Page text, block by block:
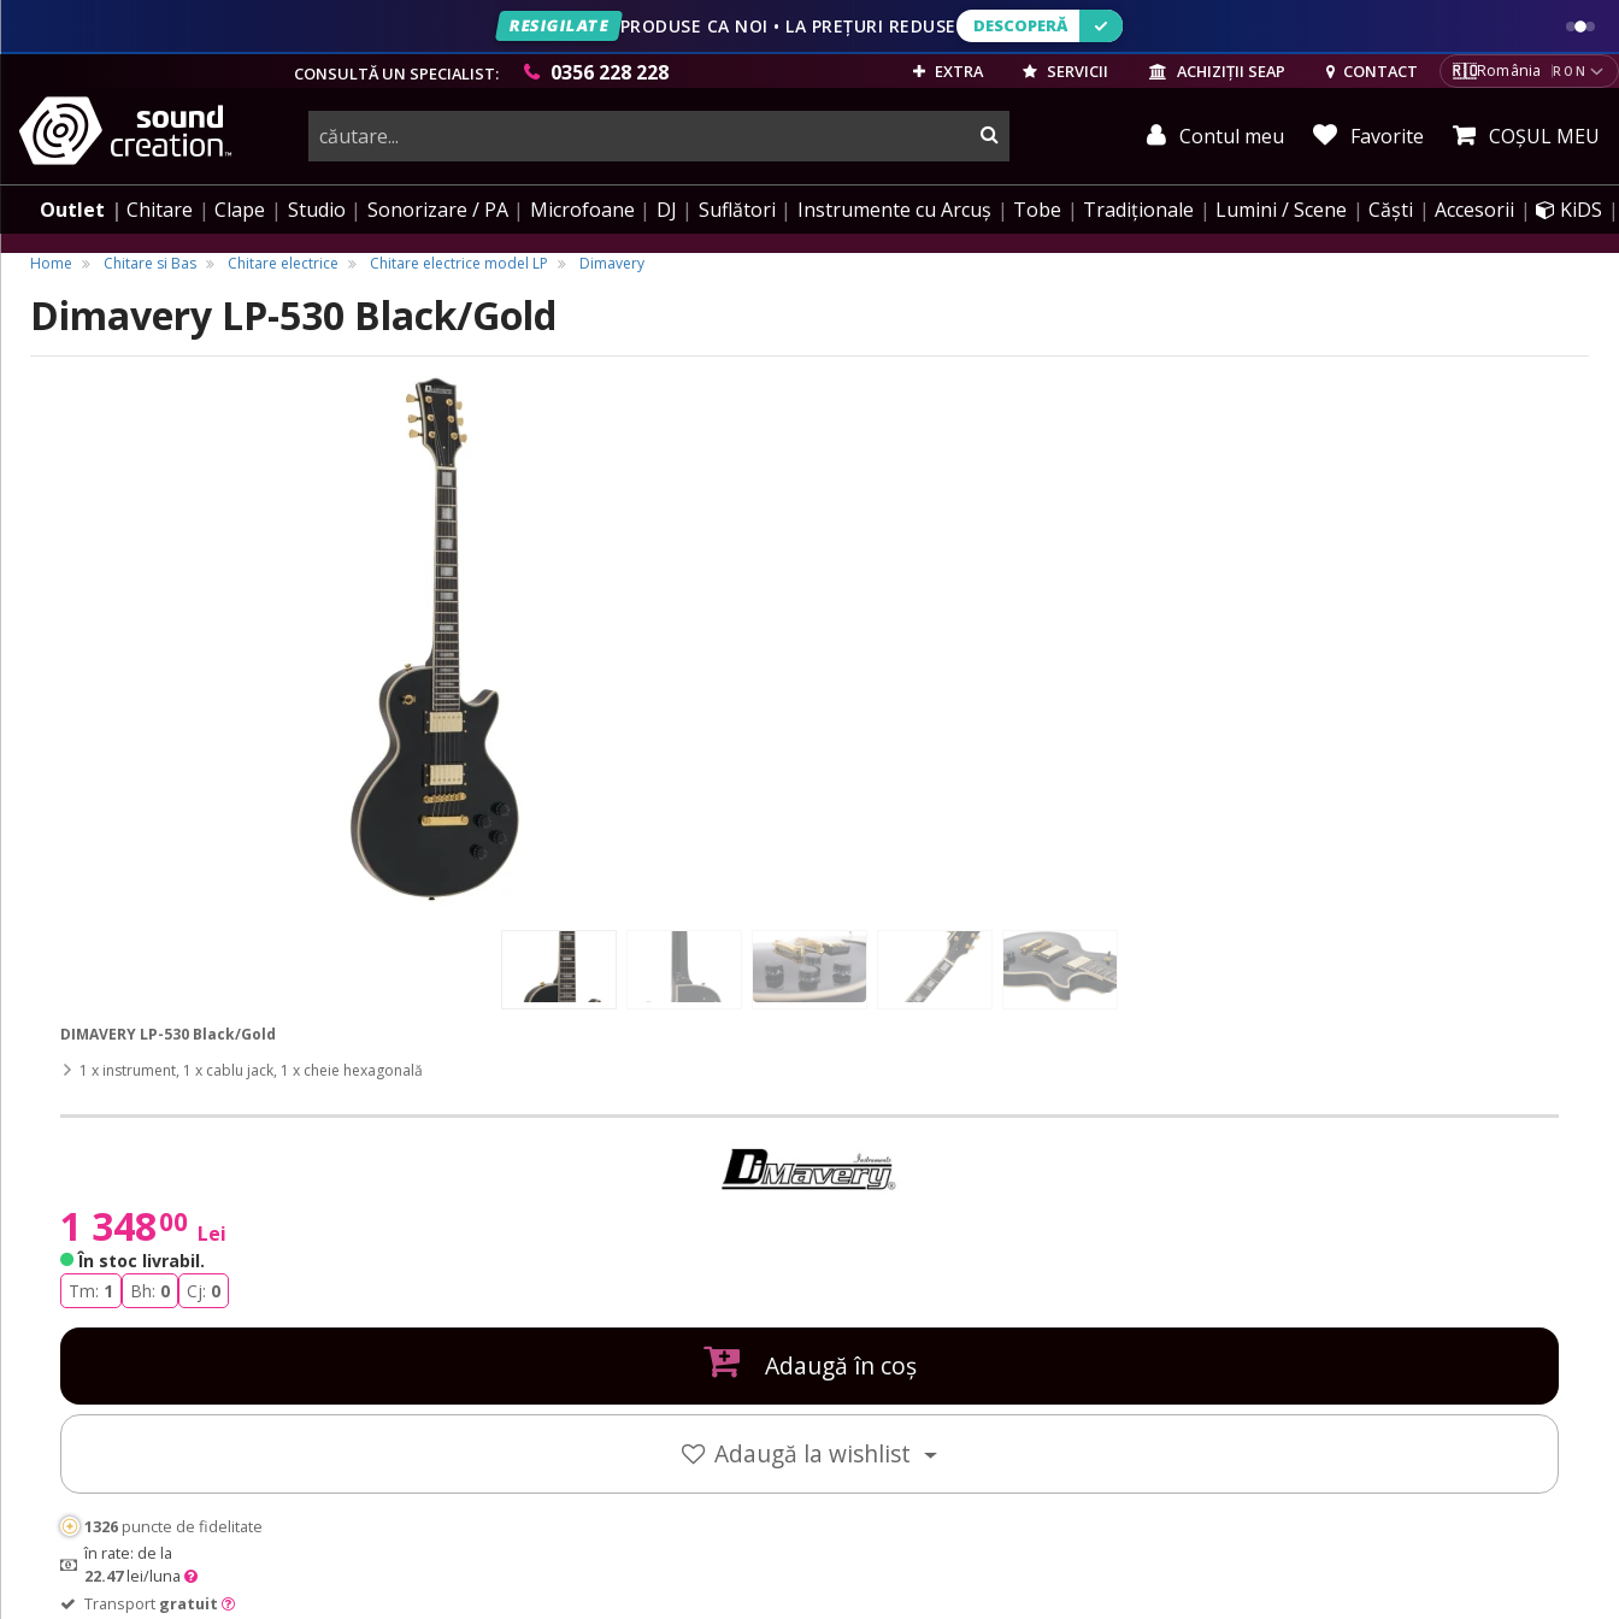
VEZI OFERTELE
RESIGILATE PRODUSE CA NOI • LA PREȚURI REDUSE DESCOPERĂ
DESCOPERĂ
CONSULTĂ UN SPECIALIST:
0356 228 228 EXTRA SERVICII ACHIZIȚII SEAP CONTACT 🇷🇴România RON
instrumente
muzicale,
echipamente
pro-
Contul meu Favorite COȘUL MEU
Outlet Chitare Clape Studio Sonorizare / PA Microfoane DJ Suflători Instrumente cu Arcuș Tobe Tradiționale Lumini / Scene Căști Accesorii KiDS
Home Chitare si Bas Chitare electrice Chitare electrice model LP Dimavery
Dimavery LP-530 Black/Gold
DIMAVERY LP-530 Black/Gold
1 x instrument, 1 x cablu jack, 1 x cheie hexagonală
1 34800 Lei
În stoc livrabil.
Tm: 1 Bh: 0 Cj: 0
Adaugă în coș
Adaugă la wishlist
1326 puncte de fidelitate
în rate: de la
22.47lei/luna
Transport gratuit